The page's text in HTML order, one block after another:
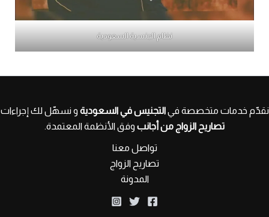
نظام الجنسية السعودية
نقدّم خدمات متخصصة فيالتجنيس في السعودية و نسهّل لك إجراءات
تصاريح الزواج من أجانب وفق الأنظمة المعتمدة.
تواصل معنا
تصاريح الزواج
المدونة